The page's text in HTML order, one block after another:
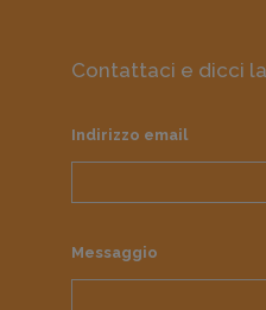
Contattaci e dicci
Indirizzo email
Messaggio